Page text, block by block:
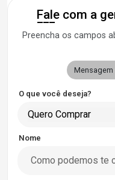
Fale com a
Preencha os campos
O que você deseja?
Quero Comprar
Nome